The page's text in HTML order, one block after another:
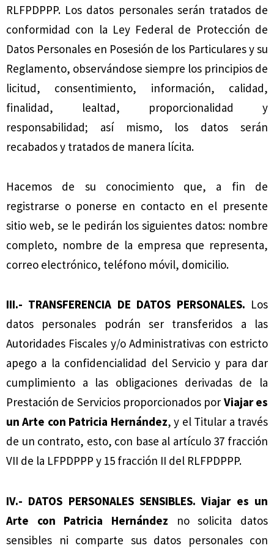
RLFPDPPP. Los datos personales serán tratados de
conformidad con la Ley Federal de Protección de
Datos Personales en Posesión de los Particulares y su
Reglamento, observándose siempre los principios de
licitud, consentimiento, información, calidad,
finalidad, lealtad, proporcionalidad y
responsabilidad; así mismo, los datos serán
recabados y tratados de manera lícita.
Hacemos de su conocimiento que, a fin de
registrarse o ponerse en contacto en el presente
sitio web, se le pedirán los siguientes datos: nombre
completo, nombre de la empresa que representa,
correo electrónico, teléfono móvil, domicilio.
III.- TRANSFERENCIA DE DATOS PERSONALES. Los
datos personales podrán ser transferidos a las
Autoridades Fiscales y/o Administrativas con estricto
apego a la confidencialidad del Servicio y para dar
cumplimiento a las obligaciones derivadas de la
Prestación de Servicios proporcionados por Viajar es
un Arte con Patricia Hernández, y el Titular a través
de un contrato, esto, con base al artículo 37 fracción
VII de la LFPDPPP y 15 fracción II del RLFPDPPP.
IV.- DATOS PERSONALES SENSIBLES. Viajar es un
Arte con Patricia Hernández no solicita datos
sensibles ni comparte sus datos personales con